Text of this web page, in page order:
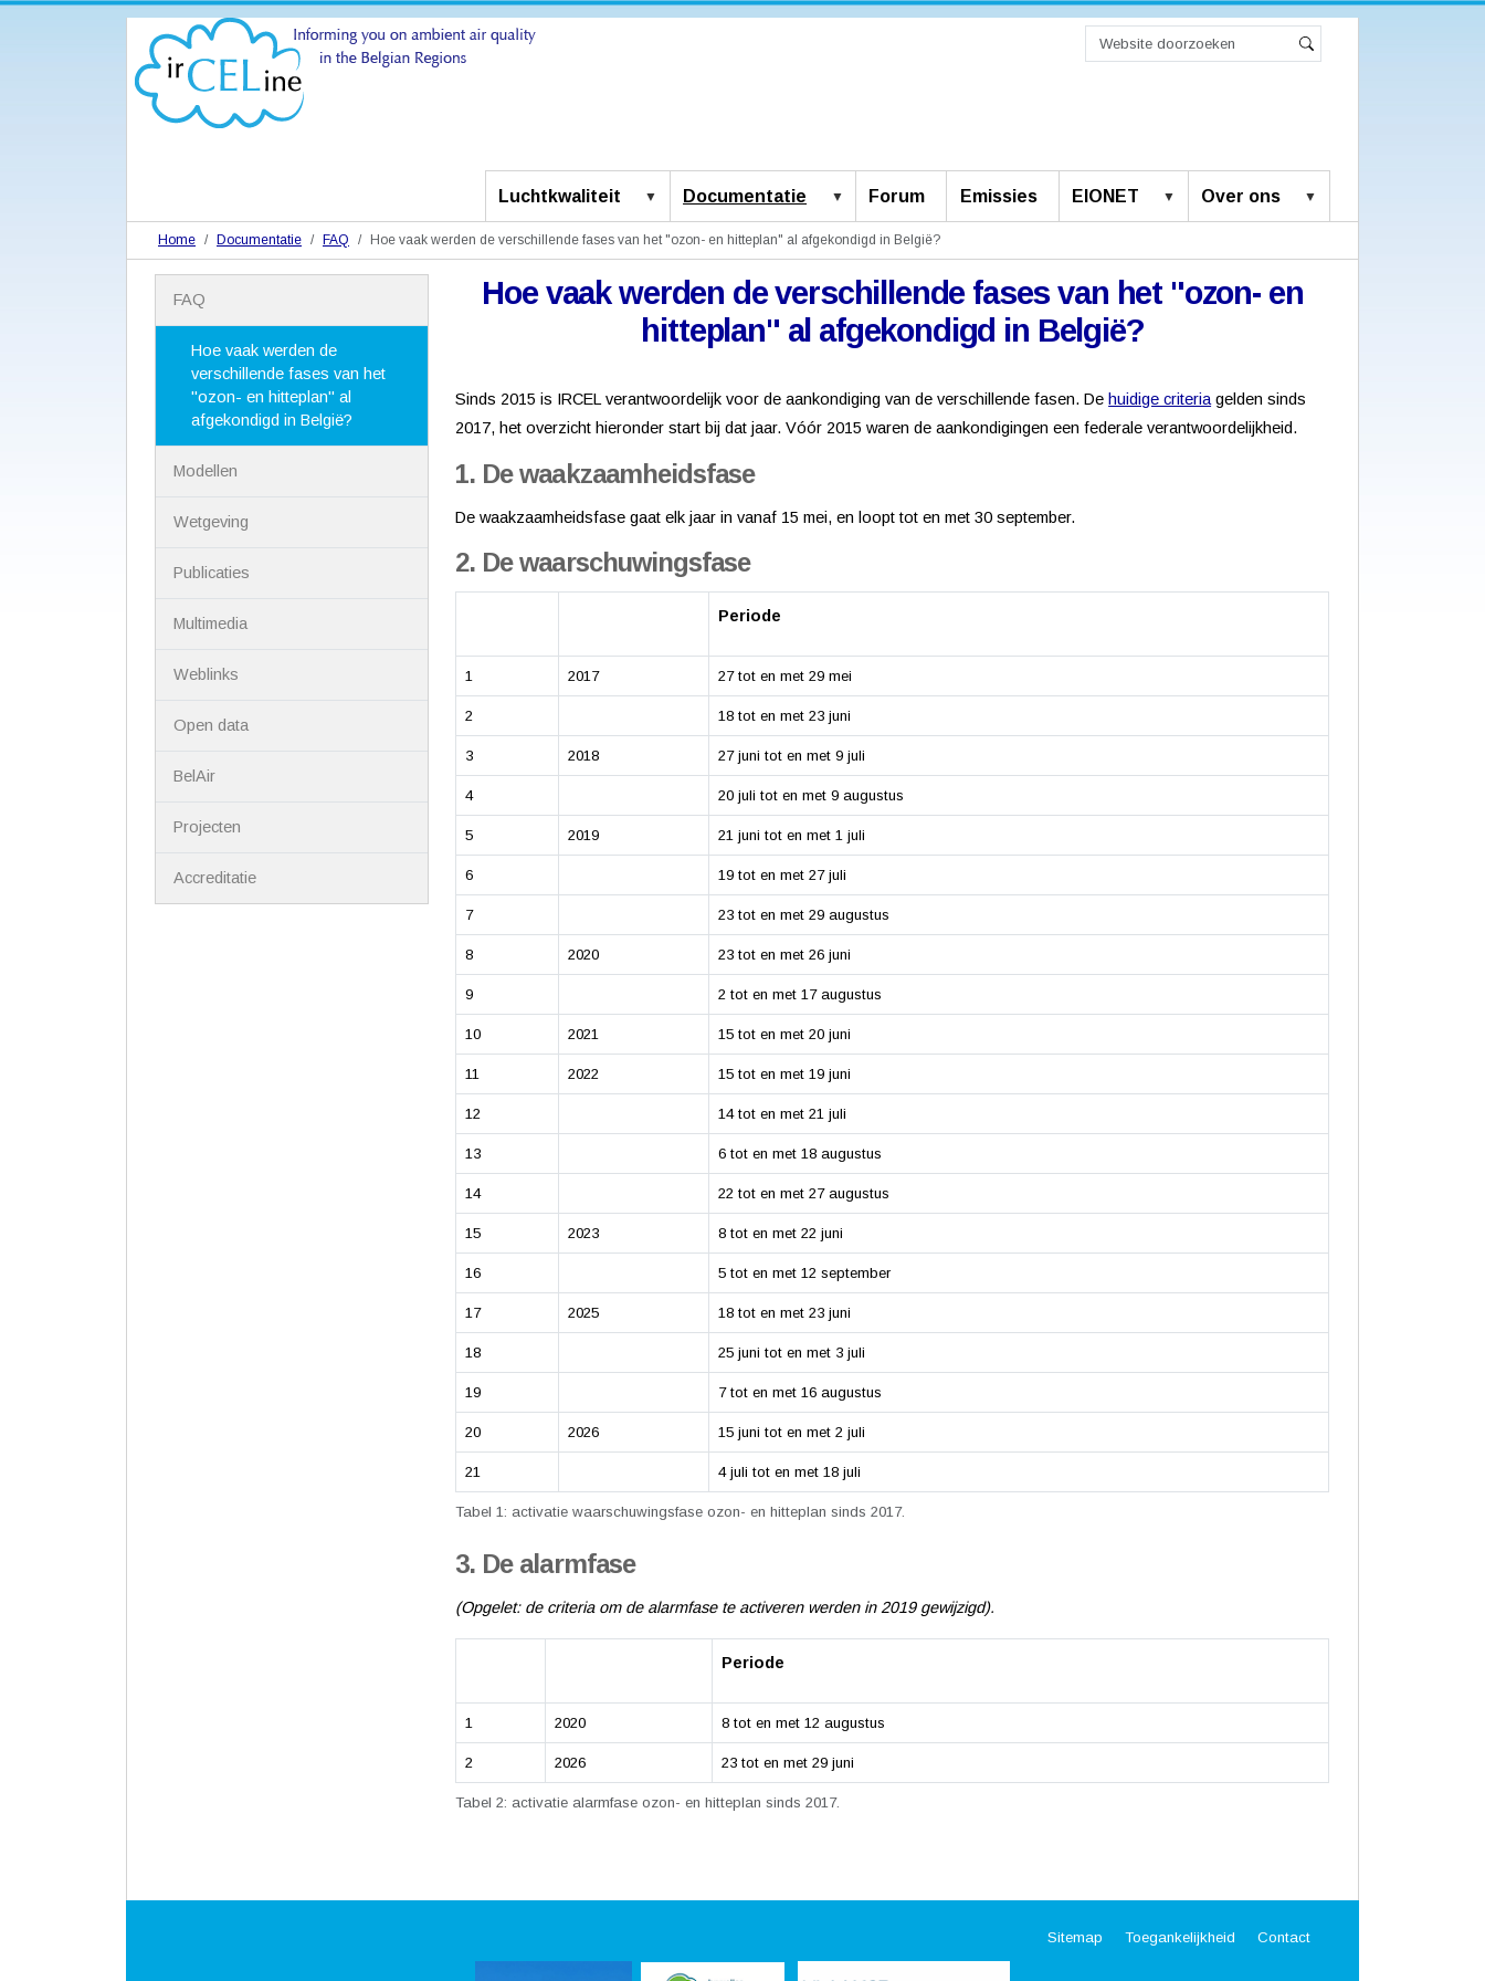
Luchtkwaliteit Documentatie Forum Emissies EIONET Over ons
Home Documentatie FAQ Hoe vaak werden de verschillende fases van het "ozon- en hitteplan" al afgekondigd in België?
Hoe vaak werden de verschillende fases van het "ozon- en
hitteplan" al afgekondigd in België?
Sinds 2015 is IRCEL verantwoordelijk voor de aankondiging van de verschillende fasen. De huidige criteriagelden sinds
2017, het overzicht hieronder start bij dat jaar. Vóór 2015 waren de aankondigingen een federale verantwoordelijkheid.
1. De waakzaamheidsfase
De waakzaamheidsfase gaat elk jaar in vanaf 15 mei, en loopt tot en met 30 september.
2. De waarschuwingsfase
Tabel 1: activatie waarschuwingsfase ozon- en hitteplan sinds 2017.
Periode
1 2017 27 tot en met 29 mei
2 18 tot en met 23 juni
3 2018 27 juni tot en met 9 juli
4 20 juli tot en met 9 augustus
5 2019 21 juni tot en met 1 juli
6 19 tot en met 27 juli
7 23 tot en met 29 augustus
8 2020 23 tot en met 26 juni
9 2 tot en met 17 augustus
10 2021 15 tot en met 20 juni
11 2022 15 tot en met 19 juni
12 14 tot en met 21 juli
13 6 tot en met 18 augustus
14 22 tot en met 27 augustus
15 2023 8 tot en met 22 juni
16 5 tot en met 12 september
17 2025 18 tot en met 23 juni
18 25 juni tot en met 3 juli
19 7 tot en met 16 augustus
20 2026 15 juni tot en met 2 juli
21 4 juli tot en met 18 juli
3. De alarmfase
(Opgelet: de criteria om de alarmfase te activeren werden in 2019 gewijzigd).
Tabel 2: activatie alarmfase ozon- en hitteplan sinds 2017.
Periode
1 2020 8 tot en met 12 augustus
2 2026 23 tot en met 29 juni
v
FAQ
Hoe vaak werden de
verschillende fases van het
"ozon- en hitteplan" al
afgekondigd in België?
Modellen
Wetgeving
Publicaties
Multimedia
Weblinks
Open data
BelAir
Projecten
Accreditatie
Sitemap Toegankelijkheid Contact